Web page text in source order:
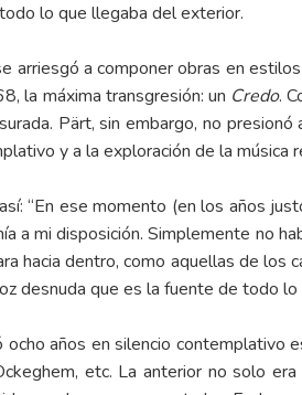
lo que llegaba del exterior.
arriesgó a componer obras en
la máxima transgresión: un Credo.
Pärt, sin embargo, no
y a la exploración de la música
“En ese momento (en los años
a mi disposición. Simplemente no
hacia dentro, como aquellas de
desnuda que es la fuente de todo
años en silencio contemplativo
etc. La anterior no solo